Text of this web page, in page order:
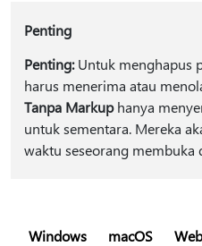
Penting
Penting:Untuk menghapus
harus menerima atau
Tanpa Markuphanya
untuk sementara. Mereka
waktu seseorang membuka
Windows macOS Web